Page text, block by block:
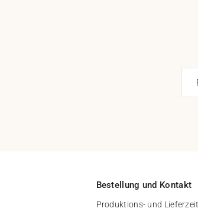
Bestellung und Kontakt
Produktions- und